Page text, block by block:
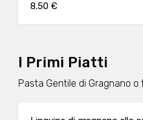
8.50 €
I Primi Piatti
Pasta Gentile di Gragnano